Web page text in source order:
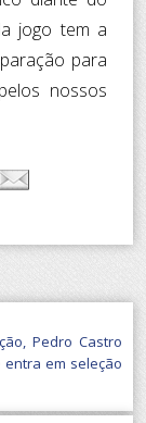
jogo tem a
para
nossos
Pedro Castro
entra em seleção